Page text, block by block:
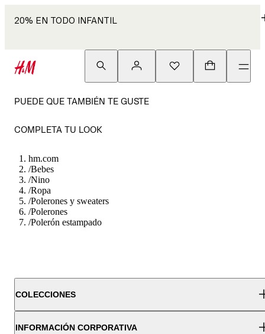
20% EN TODO INFANTIL
PUEDE QUE TAMBIÉN TE GUSTE
COMPLETA TU LOOK
hm.com
/Bebes
/Nino
/Ropa
/Polerones y sweaters
/Polerones
/Polerón estampado
COLECCIONES
INFORMACIÓN CORPORATIVA